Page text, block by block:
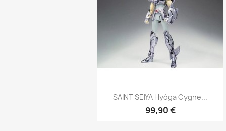
Aperçu rapide
SAINT SEIYA Hyôga Cygne...
99,90 €